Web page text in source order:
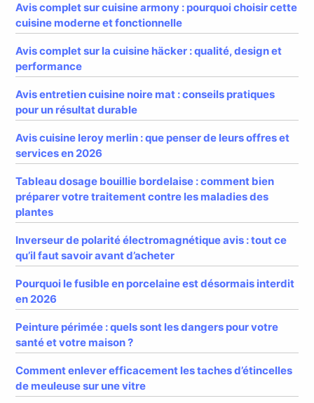
Avis complet sur cuisine armony : pourquoi choisir cette
cuisine moderne et fonctionnelle
Avis complet sur la cuisine häcker : qualité, design et
performance
Avis entretien cuisine noire mat : conseils pratiques
pour un résultat durable
Avis cuisine leroy merlin : que penser de leurs offres et
services en 2026
Tableau dosage bouillie bordelaise : comment bien
préparer votre traitement contre les maladies des
plantes
Inverseur de polarité électromagnétique avis : tout ce
qu’il faut savoir avant d’acheter
Pourquoi le fusible en porcelaine est désormais interdit
en 2026
Peinture périmée : quels sont les dangers pour votre
santé et votre maison ?
Comment enlever efficacement les taches d’étincelles
de meuleuse sur une vitre